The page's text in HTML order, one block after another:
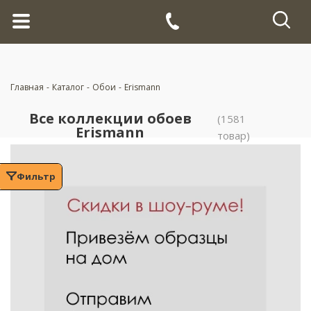
Главная - Каталог - Обои - Erismann
Все коллекции обоев
Erismann
(1581
товар)
Фильтр